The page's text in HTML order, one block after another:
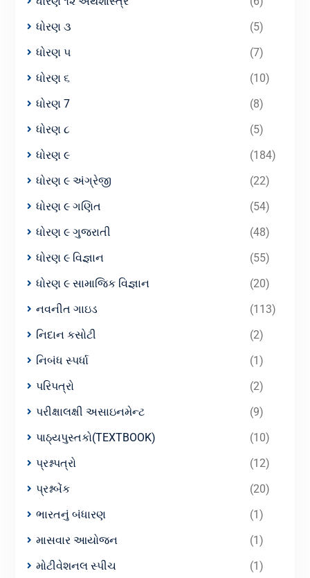
ધોરણ ૩
(5)
ધોરણ ૫
(7)
ધોરણ ૬
(10)
ધોરણ 7
(8)
ધોરણ ૮
(5)
ધોરણ ૯
(184)
ધોરણ ૯ અંગ્રેજી
(22)
ધોરણ ૯ ગણિત
(54)
ધોરણ ૯ ગુજરાતી
(48)
ધોરણ ૯ વિજ્ઞાન
(55)
ધોરણ ૯ સામાજિક વિજ્ઞાન
(20)
નવનીત ગાઇડ
(113)
નિદાન કસોટી
(2)
નિબંધ સ્પર્ધા
(1)
પરિપત્રો
(2)
પરીક્ષાલક્ષી અસાઇનમેન્ટ
(9)
પાઠ્યપુસ્તકો(TEXTBOOK)
(10)
પ્રશ્નપત્રો
(12)
પ્રશ્નબેંક
(20)
ભારતનું બંધારણ
(1)
માસવાર આયોજન
(1)
મોટીવેશનલ સ્પીચ
(1)